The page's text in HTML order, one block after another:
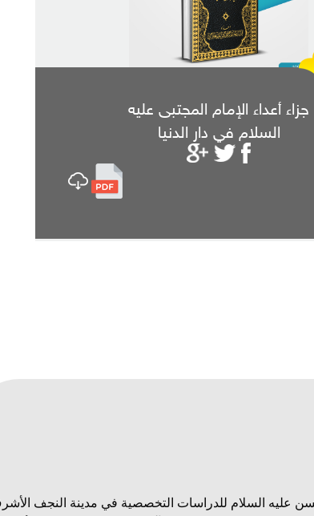
جزاء أعداء الإمام المجتبى عليه
السلام في دار الدنيا
عليه السلام للدراسات التخصصية في مدينة النجف